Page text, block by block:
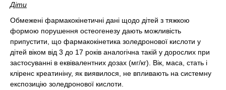
Діти
Обмежені фармакокінетичні дані щодо дітей з тяжкою
формою порушення остеогенезу дають можливість
припустити, що фармакокінетика золедронової кислоти у
дітей віком від 3 до 17 років аналогічна такій у дорослих при
застосуванні в еквівалентних дозах (мг/кг). Вік, маса, стать і
кліренс креатиніну, як виявилося, не впливають на системну
експозицію золедронової кислоти.